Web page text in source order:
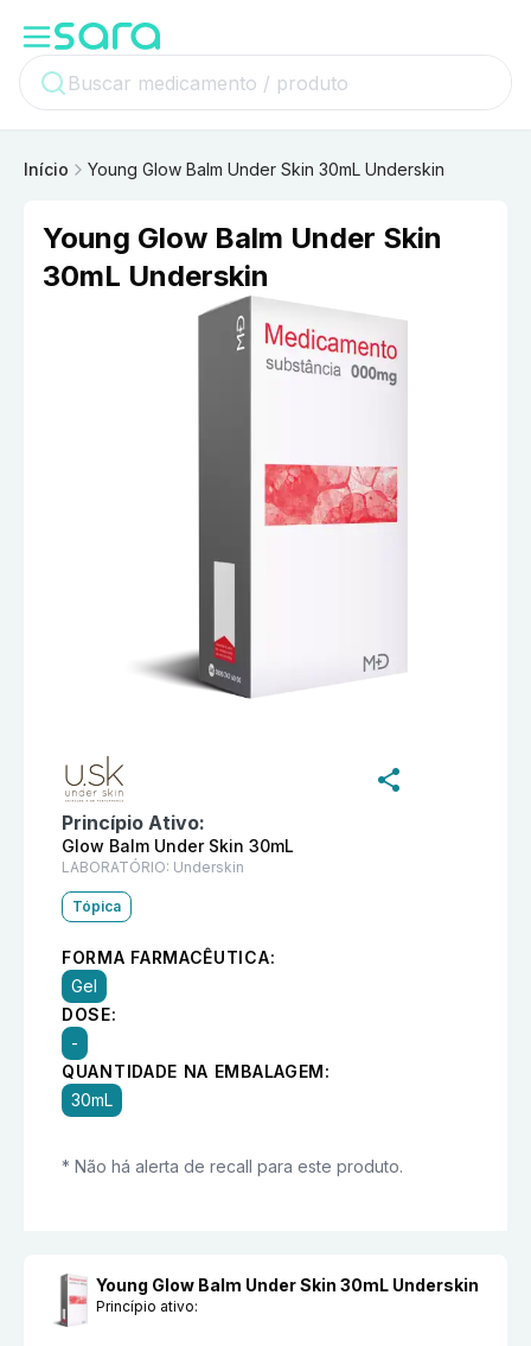
Início Young Glow Balm Under Skin 30mL Underskin
Young Glow Balm Under Skin
30mL Underskin
Princípio Ativo:
Glow Balm Under Skin 30mL
LABORATÓRIO: Underskin
Tópica
FORMA FARMACÊUTICA:
Gel
DOSE:
-
QUANTIDADE NA EMBALAGEM:
30mL
* Não há alerta de recall para este produto.
Young Glow Balm Under Skin 30mL Underskin
Princípio ativo: